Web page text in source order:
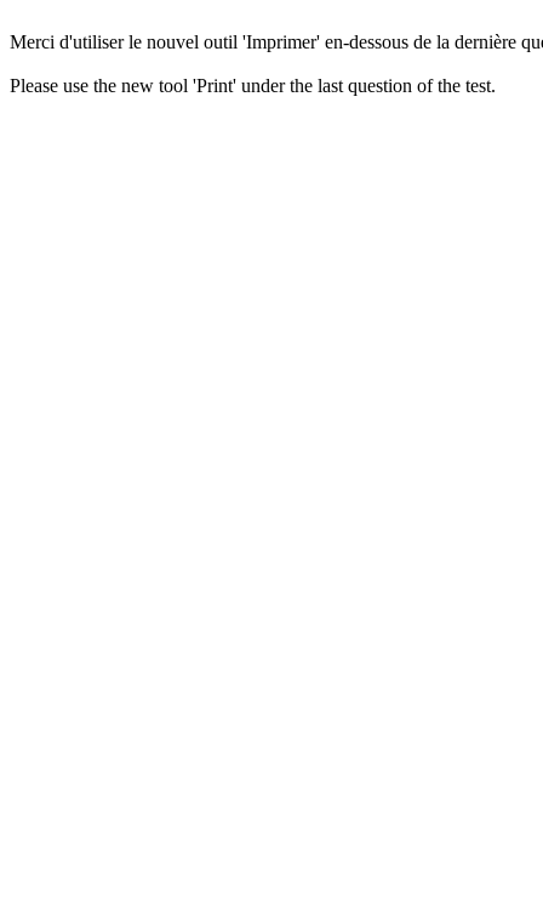
Merci d'utiliser le nouvel outil 'Imprimer' en-dessous de la dernière
Please use the new tool 'Print' under the last question of the test.